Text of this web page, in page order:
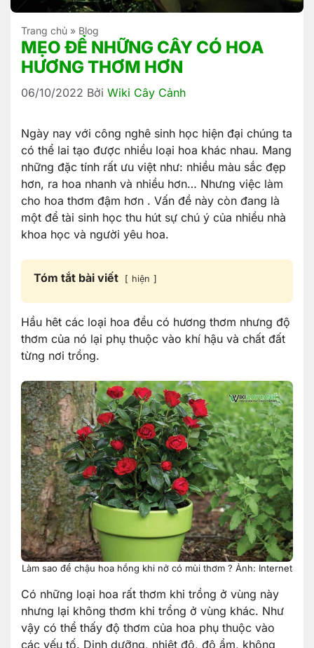
Trang chủ » Blog
MẸO ĐỂ NHỮNG CÂY CÓ HOA
HƯƠNG THƠM HƠN
06/10/2022 Bởi Wiki Cây Cảnh
Ngày nay với công nghê sinh học hiện đại chúng ta
có thể lai tạo được nhiều loại hoa khác nhau. Mang
những đặc tính rất ưu việt như: nhiều màu sắc đẹp
hơn, ra hoa nhanh và nhiều hơn… Nhưng việc làm
cho hoa thơm đậm hơn . Vấn đề này còn đang là
một để tài sinh học thu hút sự chú ý của nhiều nhà
khoa học và người yêu hoa.
Tóm tắt bài viết hiện
Hầu hêt các loại hoa đều có hương thơm nhưng độ
thơm của nó lại phụ thuộc vào khí hậu và chất đất
từng nơi trồng.
Làm sao để chậu hoa hồng khi nở có mùi thơm ? Ảnh: Internet
Có những loại hoa rất thơm khi trồng ở vùng này
nhưng lại không thơm khi trổng ở vùng khác. Như
vậy có thể thấy độ thơm của hoa phụ thuộc vào
các yếu tố. Dinh dưỡng, nhiệt độ, độ ẩm, không